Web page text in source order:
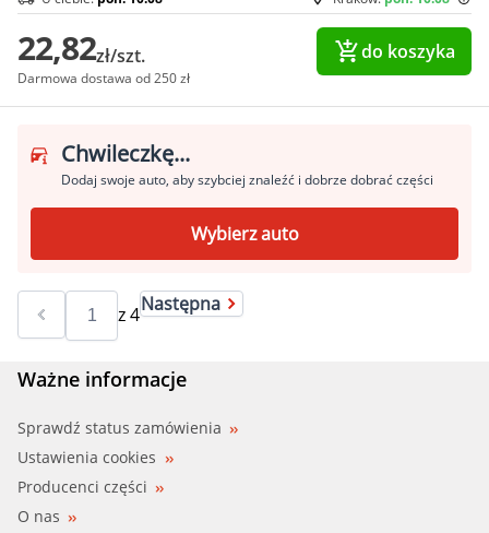
22,82zł/szt.
Darmowa dostawa od 250 zł
do koszyka
Chwileczkę...
Dodaj swoje auto, aby szybciej znaleźć i dobrze dobrać części
Wybierz auto
z4Następna
Ważne informacje
Sprawdź status zamówienia
Ustawienia cookies
Producenci części
O nas